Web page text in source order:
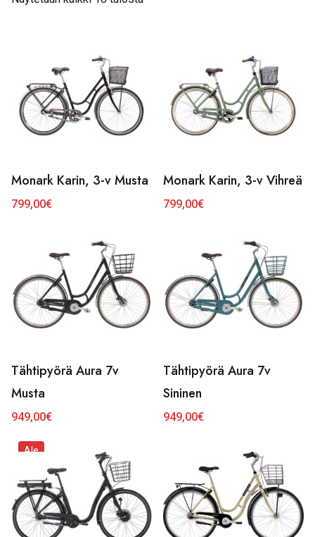
Monark Karin, 3-v Musta
799,00€
Monark Karin, 3-v Vihreä
799,00€
Tähtipyörä Aura 7v
Musta
949,00€
Tähtipyörä Aura 7v
Sininen
949,00€
Ale